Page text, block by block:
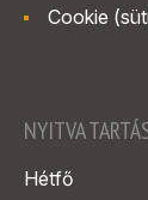
Cookie
NYITVA
Hétfő